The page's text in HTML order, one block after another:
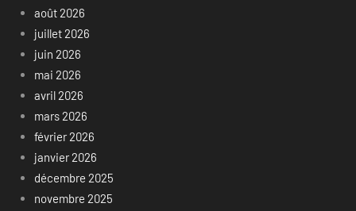
août 2026
juillet 2026
juin 2026
mai 2026
avril 2026
mars 2026
février 2026
janvier 2026
décembre 2025
novembre 2025